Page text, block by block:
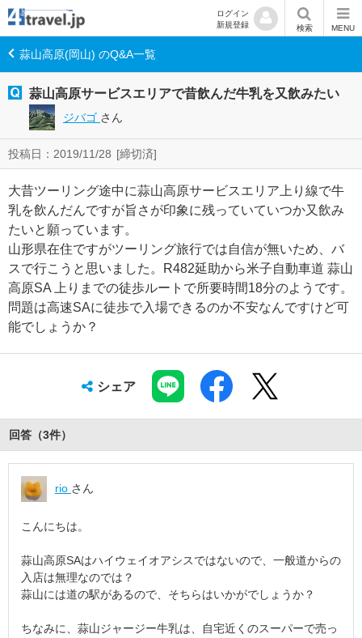
ログイン
新規登録
検索 MENU
蒜山高原(岡山) のQ&A一覧
蒜山高原サービスエリアで昔飲んだ牛乳を又飲みたい
ジバゴ さん
投稿日：2019/11/28 [締切済]
大昔ツーリング途中に蒜山高原サービスエリア上り線で牛
乳を飲んだんですが旨さが印象に残っていていつか又飲み
たいと願っています。
山形県在住ですがツーリング旅行では自信が無いため、バ
スで行こうと思いました。R482延助から米子自動車道 蒜山
高原SA 上りまでの徒歩ルートで所要時間18分のようです。
問題は高速SAに徒歩で入場できるのか不安なんですけど可
能でしょうか？
シェア
回答（3件）
rio さん
こんにちは。
蒜山高原SAはハイウェイオアシスではないので、一般道からの
入店は無理なのでは？
蒜山には道の駅があるので、そちらはいかがでしょうか？
ちなみに、蒜山ジャージー牛乳は、自宅近くのスーパーで売っ